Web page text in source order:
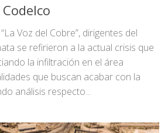
Voz del Cobre”, dirigentes del
se refirieron a la actual crisis que
la infiltración en el área
que buscan acabar con la
análisis respecto...